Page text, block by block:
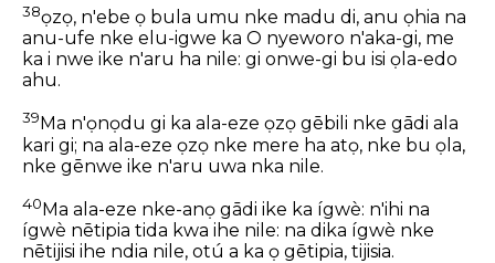
38ọzọ, n'ebe ọ bula umu nke madu di, anu ọhia na
anu-ufe nke elu-igwe ka O nyeworo n'aka-gi, me
ka i nwe ike n'aru ha nile: gi onwe-gi bu isi ọla-edo
ahu.
39 Ma n'ọnọdu gi ka ala-eze ọzọ gēbili nke gādi ala
kari gi; na ala-eze ọzọ nke mere ha atọ, nke bu ọla,
nke gēnwe ike n'aru uwa nka nile.
40Ma ala-eze nke-anọ gādi ike ka ígwè: n'ihi na
ígwè nētipia tida kwa ihe nile: na dika ígwè nke
nētijisi ihe ndia nile, otú a ka ọ gētipia, tijisia.